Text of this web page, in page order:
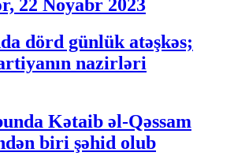
22 Noyabr 2023
dörd günlük atəşkəs;
nazirləri
Kətaib əl-Qəssam
biri şəhid olub